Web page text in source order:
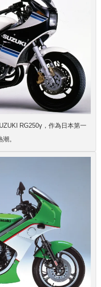
RG250γ，作為日本第一
。